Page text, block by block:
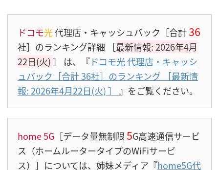
ドコモ光代理店・キャッシュバック［合計36
社］のランキング詳細 ［最新情報: 2026年4月
22日(火)］ は、『ドコモ光 代理店・キャッシ
ュバック［合計 36社］のランキング ［最新情
報: 2026年4月22日(火)］ 』をご覧ください。
home 5G ［データ量無制限5G高速通信サービ
ス（ホームルータータイプのWiFiサービ
ス）］については、姉妹メディア『home5G代